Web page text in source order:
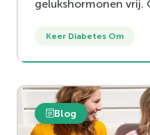
gelukshormonen vrij.
Keer Diabetes Om
Blog